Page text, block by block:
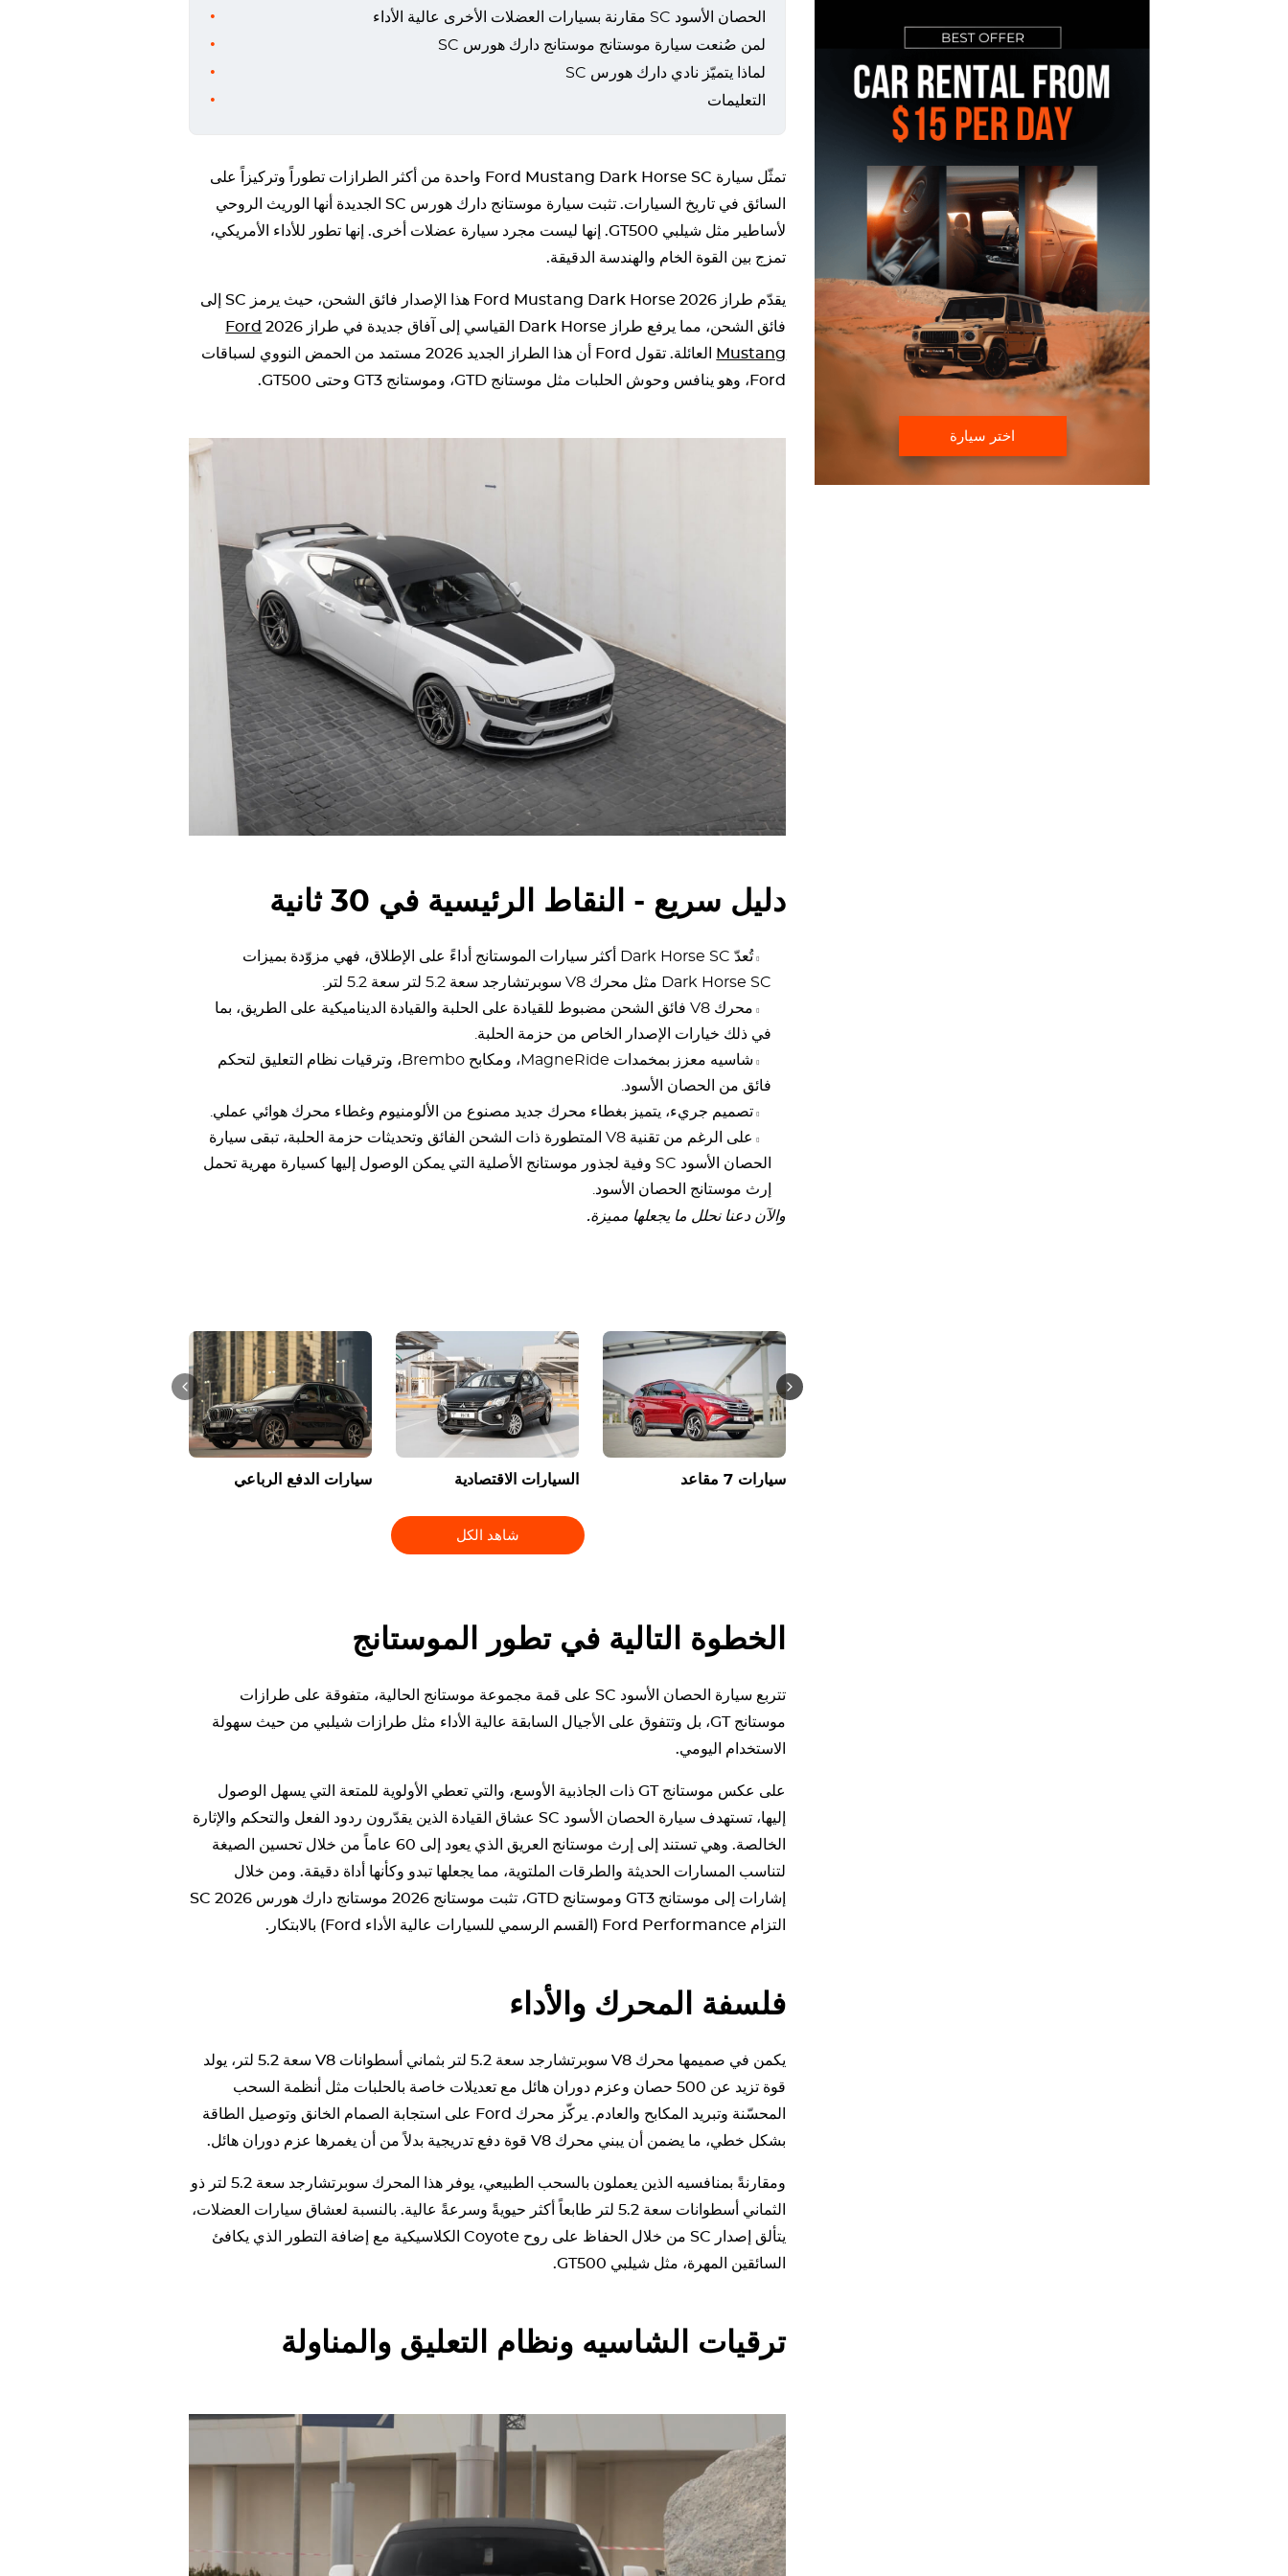
الحصان الأسود SC مقارنة بسيارات العضلات الأخرى عالية الأداء
لمن صُنعت سيارة موستانج موستانج دارك هورس SC
لماذا يتميّز نادي دارك هورس SC
التعليمات
تمثّل سيارة Ford Mustang Dark Horse SC واحدة من أكثر الطرازات تطوراً وتركيزاً على
السائق في تاريخ السيارات. تثبت سيارة موستانج دارك هورس SC الجديدة أنها الوريث الروحي
لأساطير مثل شيلبي GT500. إنها ليست مجرد سيارة عضلات أخرى. إنها تطور للأداء الأمريكي،
تمزج بين القوة الخام والهندسة الدقيقة.
يقدّم طراز 2026 Ford Mustang Dark Horse هذا الإصدار فائق الشحن، حيث يرمز SC إلى
فائق الشحن، مما يرفع طراز Dark Horse القياسي إلى آفاق جديدة في طراز 2026
Ford
Mustang
العائلة. تقول Ford أن هذا الطراز الجديد 2026 مستمد من الحمض النووي لسباقات
Ford، وهو ينافس وحوش الحلبات مثل موستانج GTD، وموستانج GT3 وحتى GT500.
دليل سريع - النقاط الرئيسية في 30 ثانية
تُعدّ Dark Horse SC أكثر سيارات الموستانج أداءً على الإطلاق، فهي مزوّدة بميزات
Dark Horse SC مثل محرك V8 سوبرتشارجد سعة 5.2 لتر سعة 5.2 لتر.
محرك V8 فائق الشحن مضبوط للقيادة على الحلبة والقيادة الديناميكية على الطريق، بما
في ذلك خيارات الإصدار الخاص من حزمة الحلبة.
شاسيه معزز بمخمدات MagneRide، ومكابح Brembo، وترقيات نظام التعليق لتحكم
فائق من الحصان الأسود.
تصميم جريء، يتميز بغطاء محرك جديد مصنوع من الألومنيوم وغطاء محرك هوائي عملي.
على الرغم من تقنية V8 المتطورة ذات الشحن الفائق وتحديثات حزمة الحلبة، تبقى سيارة
الحصان الأسود SC وفية لجذور موستانج الأصلية التي يمكن الوصول إليها كسيارة مهرية تحمل
إرث موستانج الحصان الأسود.
والآن دعنا نحلل ما يجعلها مميزة.
سيارات الدفع الرباعي السيارات الاقتصادية سيارات 7 مقاعد
شاهد الكل
الخطوة التالية في تطور الموستانج
تتربع سيارة الحصان الأسود SC على قمة مجموعة موستانج الحالية، متفوقة على طرازات
موستانج GT، بل وتتفوق على الأجيال السابقة عالية الأداء مثل طرازات شيلبي من حيث سهولة
الاستخدام اليومي.
على عكس موستانج GT ذات الجاذبية الأوسع، والتي تعطي الأولوية للمتعة التي يسهل الوصول
إليها، تستهدف سيارة الحصان الأسود SC عشاق القيادة الذين يقدّرون ردود الفعل والتحكم والإثارة
الخالصة. وهي تستند إلى إرث موستانج العريق الذي يعود إلى 60 عاماً من خلال تحسين الصيغة
لتناسب المسارات الحديثة والطرقات الملتوية، مما يجعلها تبدو وكأنها أداة دقيقة. ومن خلال
إشارات إلى موستانج GT3 وموستانج GTD، تثبت موستانج 2026 موستانج دارك هورس SC 2026
التزام Ford Performance (القسم الرسمي للسيارات عالية الأداء Ford) بالابتكار.
فلسفة المحرك والأداء
يكمن في صميمها محرك V8 سوبرتشارجد سعة 5.2 لتر بثماني أسطوانات V8 سعة 5.2 لتر، يولد
قوة تزيد عن 500 حصان وعزم دوران هائل مع تعديلات خاصة بالحلبات مثل أنظمة السحب
المحسّنة وتبريد المكابح والعادم. يركّز محرك Ford على استجابة الصمام الخانق وتوصيل الطاقة
بشكل خطي، ما يضمن أن يبني محرك V8 قوة دفع تدريجية بدلاً من أن يغمرها عزم دوران هائل.
ومقارنةً بمنافسيه الذين يعملون بالسحب الطبيعي، يوفر هذا المحرك سوبرتشارجد سعة 5.2 لتر ذو
الثماني أسطوانات سعة 5.2 لتر طابعاً أكثر حيويةً وسرعةً عالية. بالنسبة لعشاق سيارات العضلات،
يتألق إصدار SC من خلال الحفاظ على روح Coyote الكلاسيكية مع إضافة التطور الذي يكافئ
السائقين المهرة، مثل شيلبي GT500.
ترقيات الشاسيه ونظام التعليق والمناولة
اختر سيارة